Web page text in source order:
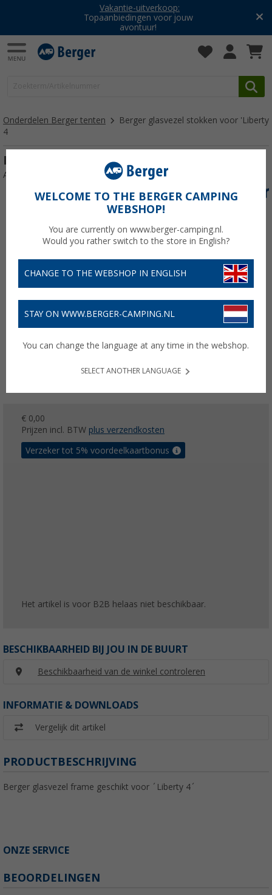
Vakantie-uitverkoop:
Topaanbiedingen voor jouw
avontuur!
Onderdelen Berger tenten
Berger glasvezel stokken voor 'Liberty
4
Berger glasvezel stokken voor 'Liberty 4
Artikelnr: FiberglasgestaengeLiberty4121053
€ 0,00
Prijzen incl. BTW plus verzendkosten
Verzeker tot 5% voordeelkaartbonus
Het artikel is voor B2B helaas niet beschikbaar.
BESCHIKBAARHEID BIJ JOU IN DE BUURT
Beschikbaarheid van de winkel controleren
INFORMATIE & DOWNLOADS
Vergelijk dit artikel
PRODUCTBESCHRIJVING
Berger glasvezel frame geschikt voor ´Liberty 4´
ONZE SERVICE
BEOORDELINGEN
WELCOME TO THE BERGER CAMPING
WEBSHOP!
You are currently on www.berger-camping.nl.
Would you rather switch to the store in English?
CHANGE TO THE WEBSHOP IN ENGLISH
STAY ON WWW.BERGER-CAMPING.NL
You can change the language at any time in the webshop.
SELECT ANOTHER LANGUAGE